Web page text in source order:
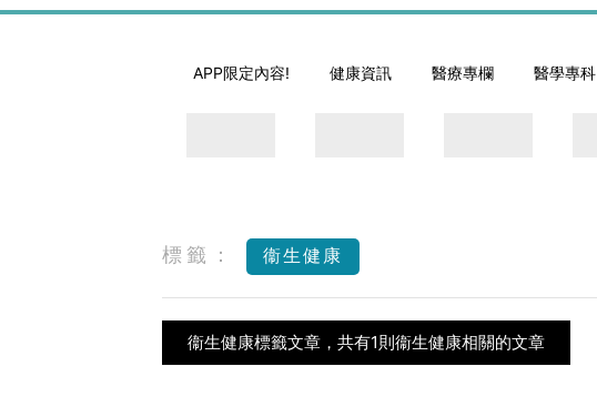
APP限定內容! 健康資訊 醫療專欄 醫學專科
標籤： 衞生健康
衞生健康標籤文章，共有1則衞生健康相關的文章